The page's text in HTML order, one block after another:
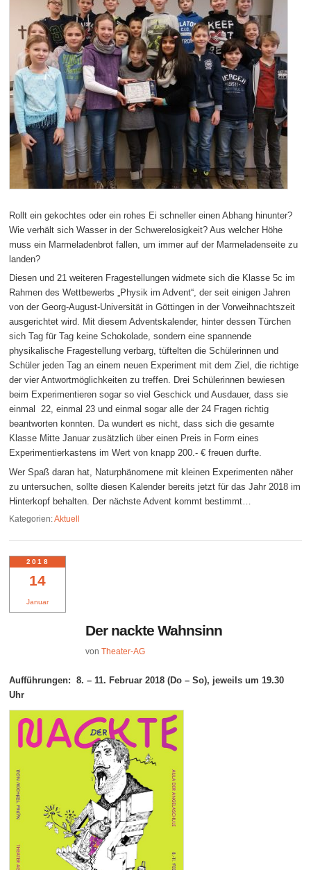
Rollt ein gekochtes oder ein rohes Ei schneller einen Abhang hinunter?
Wie verhält sich Wasser in der Schwerelosigkeit? Aus welcher Höhe
muss ein Marmeladenbrot fallen, um immer auf der Marmeladenseite zu
landen?
Diesen und 21 weiteren Fragestellungen widmete sich die Klasse 5c im
Rahmen des Wettbewerbs „Physik im Advent“, der seit einigen Jahren
von der Georg-August-Universität in Göttingen in der Vorweihnachtszeit
ausgerichtet wird. Mit diesem Adventskalender, hinter dessen Türchen
sich Tag für Tag keine Schokolade, sondern eine spannende
physikalische Fragestellung verbarg, tüftelten die Schülerinnen und
Schüler jeden Tag an einem neuen Experiment mit dem Ziel, die richtige
der vier Antwortmöglichkeiten zu treffen. Drei Schülerinnen bewiesen
beim Experimentieren sogar so viel Geschick und Ausdauer, dass sie
einmal 22, einmal 23 und einmal sogar alle der 24 Fragen richtig
beantworten konnten. Da wundert es nicht, dass sich die gesamte
Klasse Mitte Januar zusätzlich über einen Preis in Form eines
Experimentierkastens im Wert von knapp 200.- € freuen durfte.
Wer Spaß daran hat, Naturphänomene mit kleinen Experimenten näher
zu untersuchen, sollte diesen Kalender bereits jetzt für das Jahr 2018 im
Hinterkopf behalten. Der nächste Advent kommt bestimmt…
Kategorien:Aktuell
14
Januar
2018
Der nackte Wahnsinn
vonTheater-AG
Aufführungen: 8. – 11. Februar 2018 (Do – So), jeweils um 19.30
Uhr